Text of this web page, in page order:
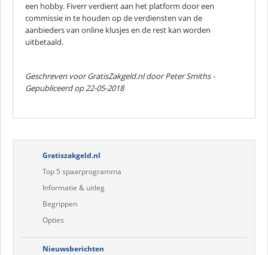
een hobby. Fiverr verdient aan het platform door een
commissie in te houden op de verdiensten van de
aanbieders van online klusjes en de rest kan worden
uitbetaald.
Geschreven voor GratisZakgeld.nl doorPeter Smiths-
Gepubliceerd op 22-05-2018
Gratiszakgeld.nl
Top 5 spaarprogramma
Informatie & uitleg
Begrippen
Opties
Nieuwsberichten